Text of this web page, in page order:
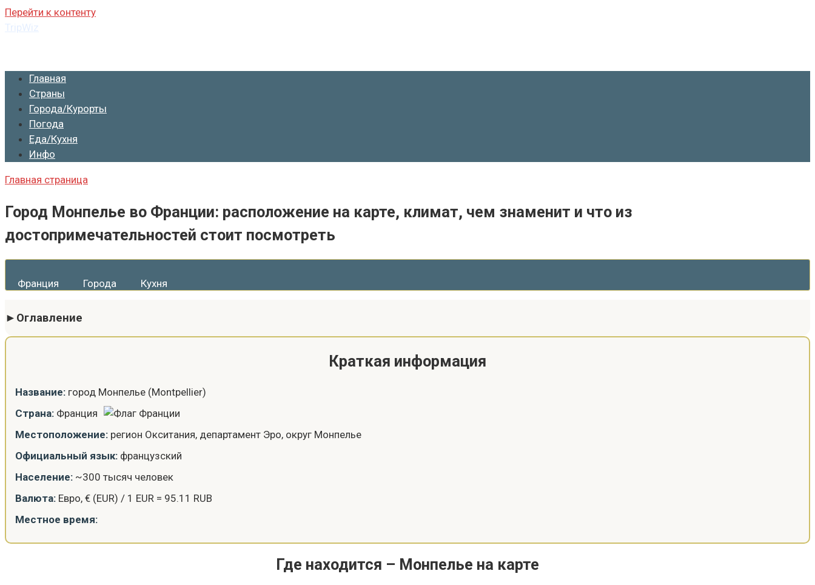
Перейти к контенту
TripWiz
Главная
Страны
Города/Курорты
Погода
Еда/Кухня
Инфо
Главная страница
Город Монпелье во Франции: расположение на карте, климат, чем знаменит и что из
достопримечательностей стоит посмотреть
Франция Города Кухня
Оглавление
Краткая информация
Название: город Монпелье (Montpellier)
Страна: Франция
Местоположение: регион Окситания, департамент Эро, округ Монпелье
Официальный язык: французский
Население: ~300 тысяч человек
Валюта: Евро, € (EUR) / 1 EUR = 95.11 RUB
Местное время:
Где находится – Монпелье на карте